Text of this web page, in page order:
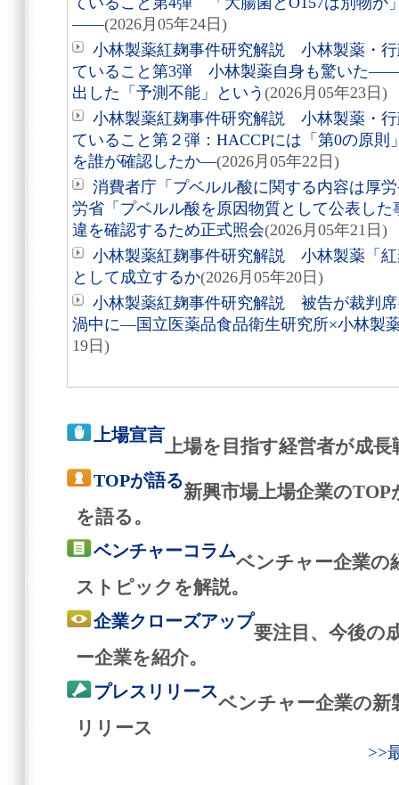
――(2026月05年24日)
小林製薬紅麹事件研究解説 小林製薬・
ていること第3弾 小林製薬自身も驚いた――
出した「予測不能」という (2026月05年23日)
小林製薬紅麹事件研究解説 小林製薬・
ていること第２弾：HACCPには「第0の原
を誰が確認したか―(2026月05年22日)
消費者庁「プベルル酸に関する内容は厚
労省「プベルル酸を原因物質として公表し
違を確認するため正式照会(2026月05年21日)
小林製薬紅麹事件研究解説 小林製薬「紅
として成立するか(2026月05年20日)
小林製薬紅麹事件研究解説 被告が裁判
渦中に―国立医薬品食品衛生研究所×小林製
19日)
上場宣言
上場を目指す経営者が成
TOPが語る
新興市場上場企業の
を語る。
ベンチャーコラム
ベンチャー企業の
ストピックを解説。
企業クローズアップ
要注目、今後の
ー企業を紹介。
プレスリリース
ベンチャー企業の新
リリース
>>